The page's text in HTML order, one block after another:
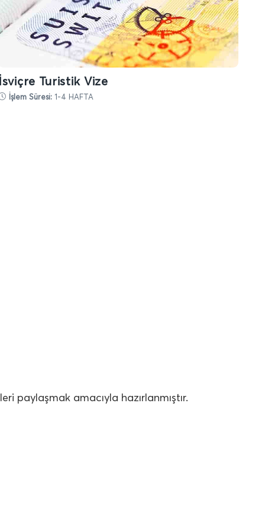
Turistik Vize
İşlem Süresi:1-4 HAFTA
paylaşmak amacıyla hazırlanmıştır.